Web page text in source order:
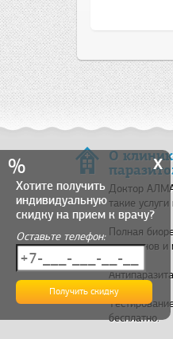
О
Доктор АЛМА
такие услуги
Полная
витаминов и
бесплатно.
% x
Хотите получить
индивидуальную
скидку на прием к врачу?
Оставьте телефон: